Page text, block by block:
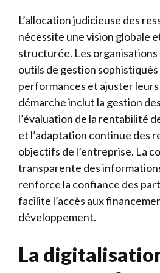
L’allocation judicieuse des
nécessite une vision globale
structurée. Les organisations
outils de gestion
performances et ajuster
démarche inclut la gestion
l’évaluation de la rentabilité
et l’adaptation continue des
objectifs de l’entreprise. La
transparente des
renforce la confiance des
facilite l’accès aux
développement.
La